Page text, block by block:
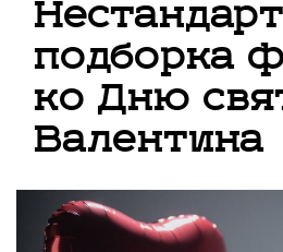
подборка
ко Дню
Валентина